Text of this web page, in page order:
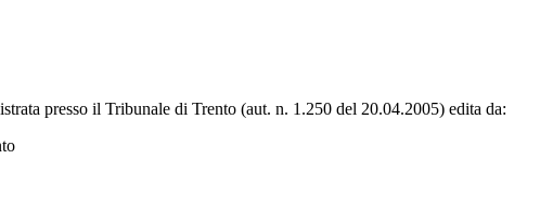
presso il Tribunale di Trento (aut. n. 1.250 del 20.04.2005) edita da: